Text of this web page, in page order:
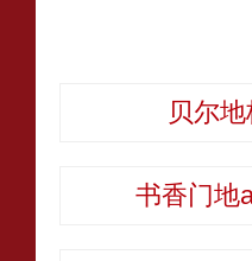
贝尔
书香门地